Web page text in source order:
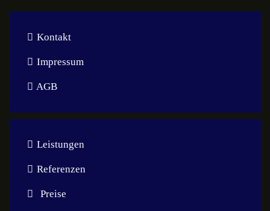
Kontakt
Impressum
AGB
Leistungen
Referenzen
Preise